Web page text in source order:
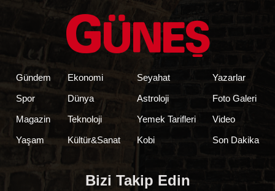
Gündem
Spor
Magazin
Yaşam
Ekonomi
Dünya
Teknoloji
Kültür&Sanat
Seyahat
Astroloji
Yemek Tarifleri
Kobi
Yazarlar
Foto Galeri
Video
Son Dakika
Bizi Takip Edin